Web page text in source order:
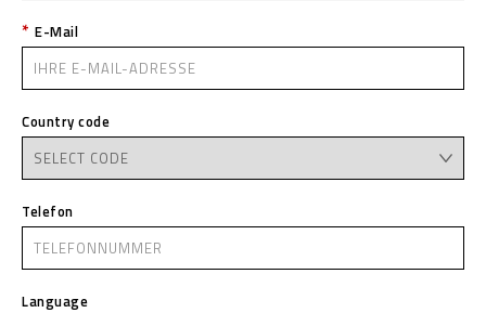
E-Mail
Country code
Telefon
Language